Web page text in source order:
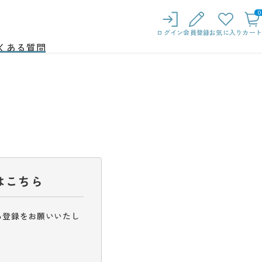
ログイン会員登録お気に入り カート
0
ある質問
こちら
録をお願いいたし